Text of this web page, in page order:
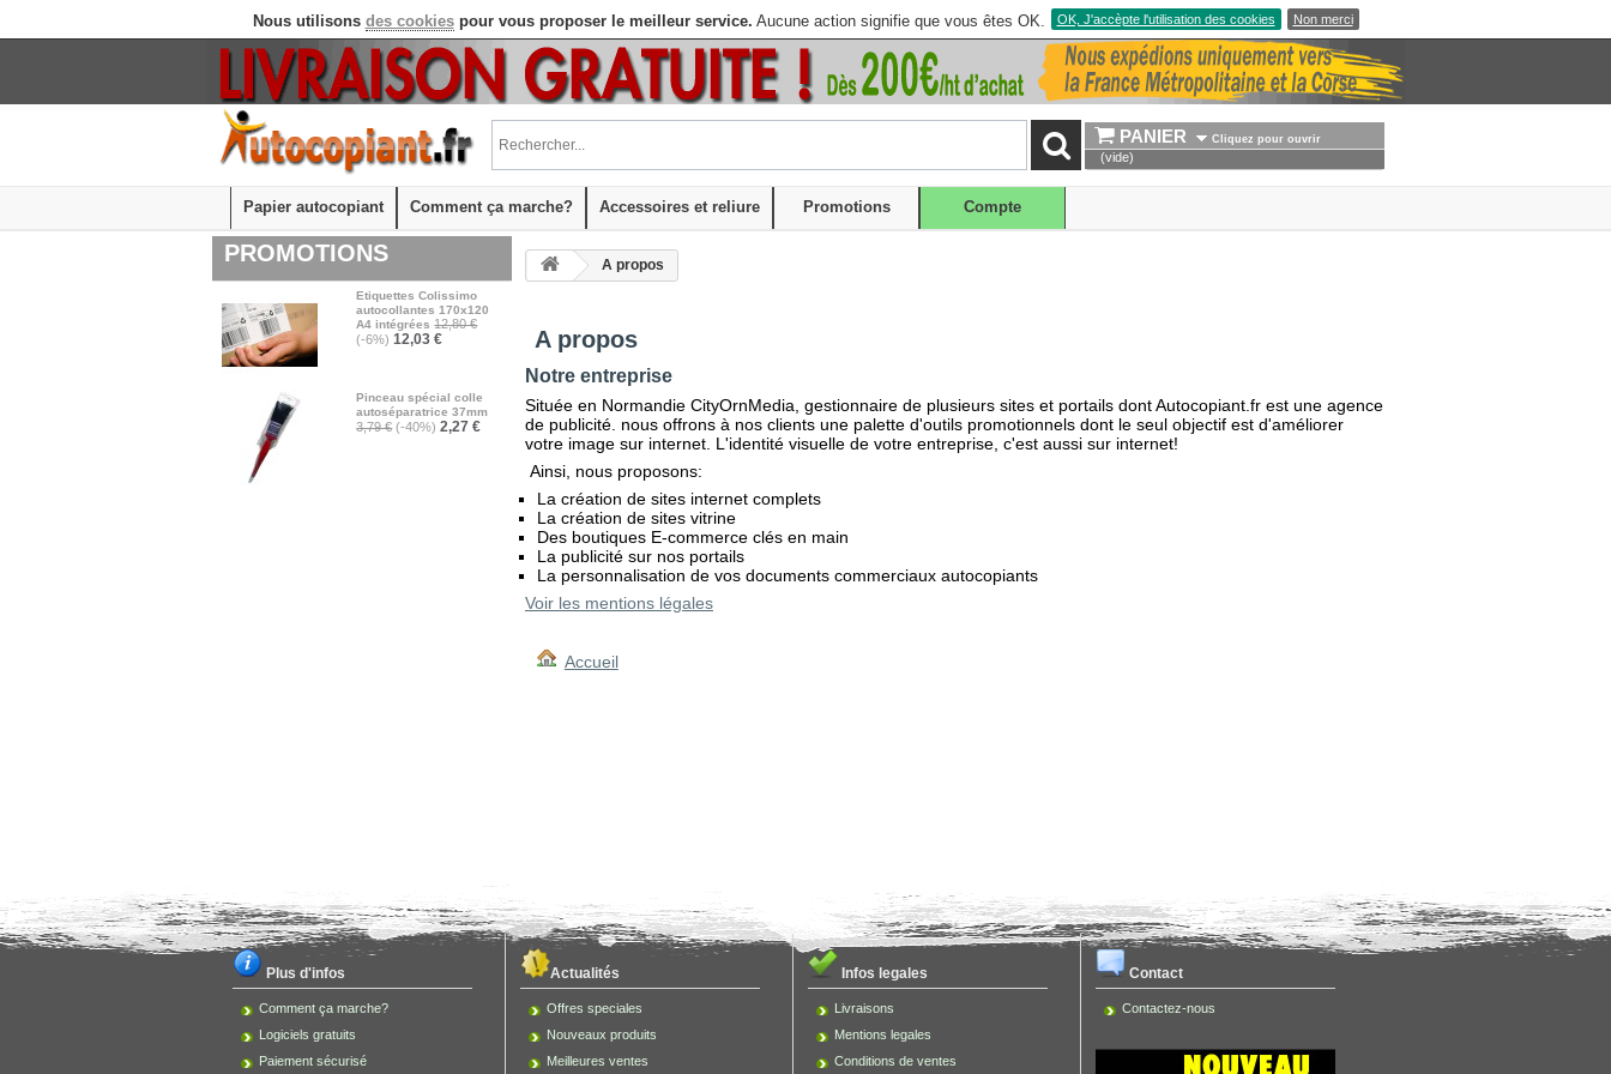
Nous utilisons des cookiespour vous proposer le meilleur service. Aucune action signifie que vous êtes OK. OK, J'accèpte l'utilisation des cookies Non merci
PANIER Cliquez pour ouvrir
(vide)
Papier autocopiant Comment ça marche? Accessoires et reliure Promotions Compte
PROMOTIONS
Etiquettes Colissimo
autocollantes 170x120
A4 intégrées 12,80 €
(-6%) 12,03 €
Pinceau spécial colle
autoséparatrice 37mm
3,79 € (-40%) 2,27 €
A propos
A propos
Notre entreprise
Située en Normandie CityOrnMedia, gestionnaire de plusieurs sites et portails dont Autocopiant.fr est une agence
de publicité. nous offrons à nos clients une palette d'outils promotionnels dont le seul objectif est d'améliorer
votre image sur internet. L'identité visuelle de votre entreprise, c'est aussi sur internet!
Ainsi, nous proposons:
La création de sites internet complets
La création de sites vitrine
Des boutiques E-commerce clés en main
La publicité sur nos portails
La personnalisation de vos documents commerciaux autocopiants
Voir les mentions légales
Accueil
Plus d'infos
Comment ça marche?
Logiciels gratuits
Paiement sécurisé
Actualités
Offres speciales
Nouveaux produits
Meilleures ventes
Infos legales
Livraisons
Mentions legales
Conditions de ventes
Contact
Contactez-nous